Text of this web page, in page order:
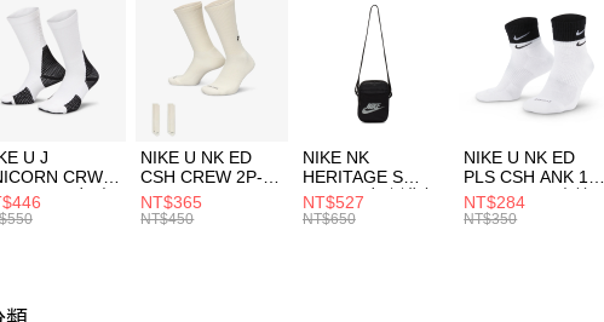
３．安心：先確認
【「AFTEE先享後
１．於結帳方式選
付」結帳頁面，進
２．訂單成立數日
３．收到繳費通知
／ATM／網路銀行
※ 請注意：結帳手
絡購買商品的店家。
先享後付繳納相關費
每筆NT$100，滿
每筆NT$100，滿
U J
CRW
-160 男女 中
FZ3393100
NIKE U NK ED
CSH CREW 2P-
144 EMBRDY 男
女 短統襪
NT$365
NT$450
NIKE NK
HERITAGE S
SMIT 男女 側背包
BA5871010
NT$527
NT$650
NIKE U NK ED
PLS CSH ANK 1P
144 DBL 男 中統
襪 DH4058104
NT$284
NT$350